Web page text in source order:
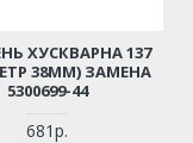
ХУСКВАРНА 137
38ММ) ЗАМЕНА
5300699-44
681р.